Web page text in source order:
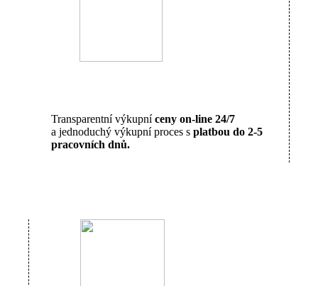
Transparentní výkupní ceny on-line 24/7
a jednoduchý výkupní proces s platbou do 2-5
pracovních dnů.